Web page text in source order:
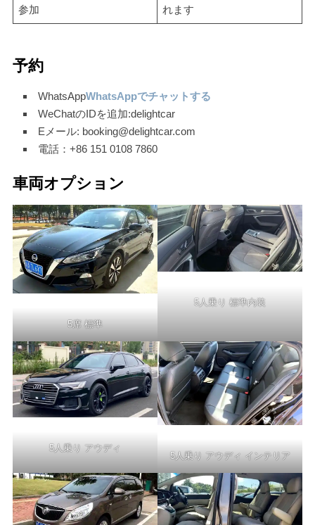
参加
れます
予約
WhatsAppWhatsAppでチャットする
WeChatのIDを追加:delightcar
Eメール: booking@delightcar.com
電話：+86 151 0108 7860
車両オプション
5席 標準
5人乗り 標準内装
5人乗り アウディ
5人乗り アウディ インテリア